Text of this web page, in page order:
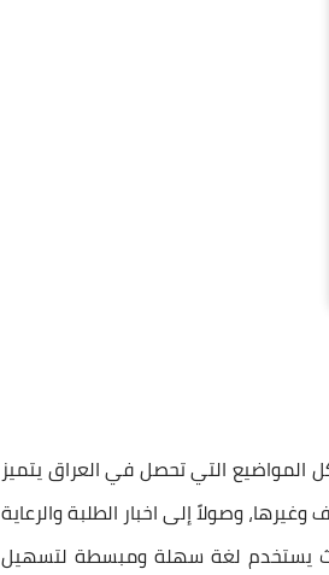
التي تحصل في العراق يتميز
وغيرها، وصولاً إلى اخبار الطلبة والرعاية
حيث يستخدم لغة سهلة ومبسطة لتسهيل